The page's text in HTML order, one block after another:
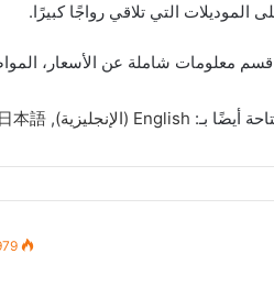
الموديلات التي تلاقي رواجًا كبيرًا.
معلومات شاملة عن الأسعار،
أيضًا بـ: English
(الإنجليزية)
日本語